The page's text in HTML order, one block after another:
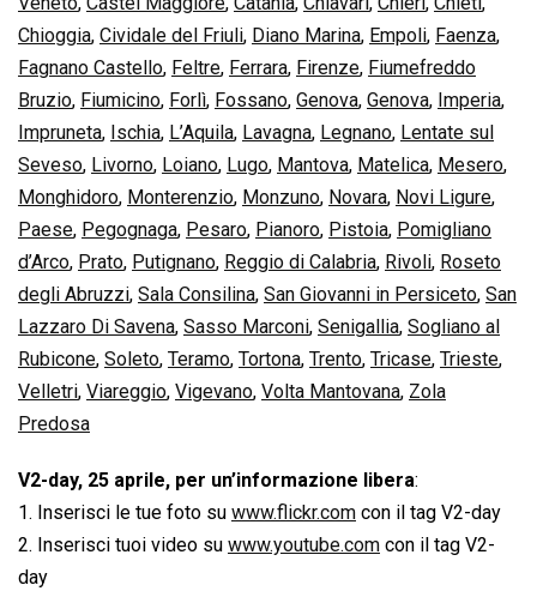
Chioggia, Cividale del Friuli, Diano Marina, Empoli, Faenza,
Fagnano Castello, Feltre, Ferrara, Firenze, Fiumefreddo
Bruzio, Fiumicino, Forlì, Fossano, Genova, Genova, Imperia,
Impruneta, Ischia, L’Aquila, Lavagna, Legnano, Lentate sul
Seveso, Livorno, Loiano, Lugo, Mantova, Matelica, Mesero,
Monghidoro, Monterenzio, Monzuno, Novara, Novi Ligure,
Paese, Pegognaga, Pesaro, Pianoro, Pistoia, Pomigliano
d’Arco, Prato, Putignano, Reggio di Calabria, Rivoli, Roseto
degli Abruzzi, Sala Consilina, San Giovanni in Persiceto, San
Lazzaro Di Savena, Sasso Marconi, Senigallia, Sogliano al
Rubicone, Soleto, Teramo, Tortona, Trento, Tricase, Trieste,
Velletri, Viareggio, Vigevano, Volta Mantovana, Zola
Predosa
V2-day, 25 aprile, per un’informazione libera:
1. Inserisci le tue foto su www.flickr.com con il tag V2-day
2. Inserisci tuoi video su www.youtube.com con il tag V2-
day